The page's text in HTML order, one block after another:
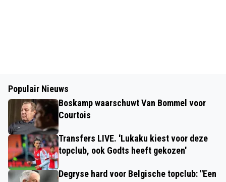
Populair Nieuws
Boskamp waarschuwt Van Bommel voor
Courtois
Transfers LIVE. 'Lukaku kiest voor deze
topclub, ook Godts heeft gekozen'
Degryse hard voor Belgische topclub: "Een